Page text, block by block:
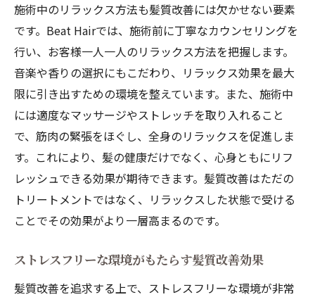
施術中のリラックス方法も髪質改善には欠かせない要素
です。Beat Hairでは、施術前に丁寧なカウンセリングを
行い、お客様一人一人のリラックス方法を把握します。
音楽や香りの選択にもこだわり、リラックス効果を最大
限に引き出すための環境を整えています。また、施術中
には適度なマッサージやストレッチを取り入れること
で、筋肉の緊張をほぐし、全身のリラックスを促進しま
す。これにより、髪の健康だけでなく、心身ともにリフ
レッシュできる効果が期待できます。髪質改善はただの
トリートメントではなく、リラックスした状態で受ける
ことでその効果がより一層高まるのです。
ストレスフリーな環境がもたらす髪質改善効果
髪質改善を追求する上で、ストレスフリーな環境が非常